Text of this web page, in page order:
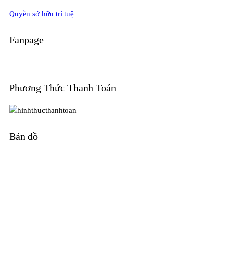
Quyền sở hữu trí tuệ
Fanpage
Phương Thức Thanh Toán
Bản đồ